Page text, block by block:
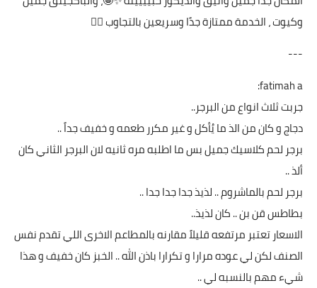
وكيوت ، الخدمة ممتازة جدًا وسريعين بالتجاوب 👌🏻
---
fatimah a:
جربت ثلاث انواع من البرجر..
دجاج و كان من الذ ما يُأكل و غير مكرر طعمه و خفيف جداً ..
برجر لحم كلاسيك جميل بس ما اطلبه مره ثانيه لان البرجر الثاني كان
ألذ ..
برجر لحم بالماشروم .. لذيذ جدا جدا جدا ..
بطاطس قن بن .. كان لذيذ..
الاسعار تعتبر مرتفعه قليلاً مقارنه بالمطاعم الاخرى اللي تقدم نفس
الصنف لكن لي عوده مرارا و تكرارا باذن الله .. الخبز كان خفيف و هذا
شيء مهم بالنسبه لي ..